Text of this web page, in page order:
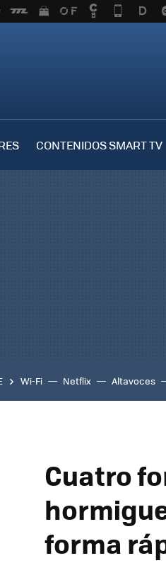
CONTENIDOS SMART TV
Wi-Fi Netflix Altavoces
Cuatro
forma